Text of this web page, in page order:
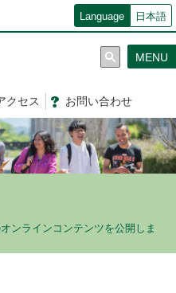
Language 日本語
クセス お問い合わせ
MENU
ンラインコンテンツを公開しま